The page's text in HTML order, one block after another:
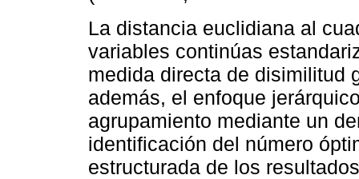
La distancia euclidiana al
variables continúas
medida directa de disimilitud
además, el enfoque
agrupamiento mediante un
identificación del número
estructurada de los